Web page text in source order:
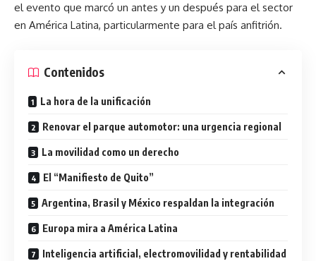
el evento que marcó un antes y un después para el sector
en América Latina, particularmente para el país anfitrión.
Contenidos
La hora de la unificación
Renovar el parque automotor: una urgencia regional
La movilidad como un derecho
El “Manifiesto de Quito”
Argentina, Brasil y México respaldan la integración
Europa mira a América Latina
Inteligencia artificial, electromovilidad y rentabilidad